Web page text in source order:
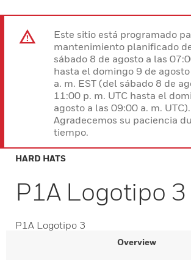
Este sitio está programado
mantenimiento planificado
sábado 8 de agosto a las
hasta el domingo 9 de
a. m. EST (del sábado 8 de
11:00 p. m. UTC hasta el
agosto a las 09:00 a. m. UTC).
Agradecemos su paciencia
tiempo.
HARD HATS
P1A Logotipo 3
P1A Logotipo 3
Overview